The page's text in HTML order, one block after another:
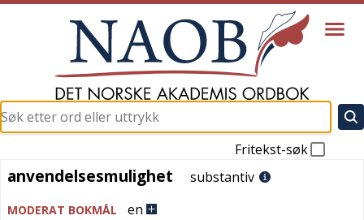
Fritekst-søk
anvendelsesmulighet
anvendelsesmulighet substantiv
MODERAT BOKMÅL en